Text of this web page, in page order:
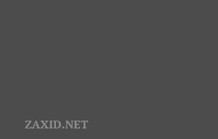
ZAXID.NET